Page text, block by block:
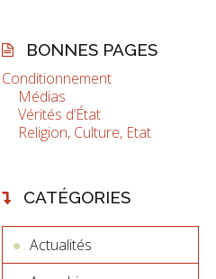
BONNES PAGES
Conditionnement
Médias
Vérités d’État
Religion, Culture, Etat
CATÉGORIES
Actualités